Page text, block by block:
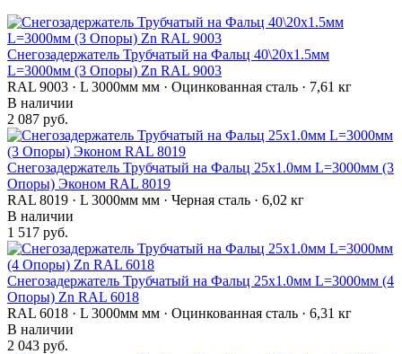
Снегозадержатель Трубчатый на Фальц 40\20х1.5мм
L=3000мм (3 Опоры) Zn RAL 9003
RAL 9003 · L 3000мм мм · Оцинкованная сталь · 7,61 кг
В наличии
2 087 руб.
Снегозадержатель Трубчатый на Фальц 25х1.0мм L=3000мм (3
Опоры) Эконом RAL 8019
RAL 8019 · L 3000мм мм · Черная сталь · 6,02 кг
В наличии
1 517 руб.
Снегозадержатель Трубчатый на Фальц 25х1.0мм L=3000мм (4
Опоры) Zn RAL 6018
RAL 6018 · L 3000мм мм · Оцинкованная сталь · 6,31 кг
В наличии
2 043 руб.